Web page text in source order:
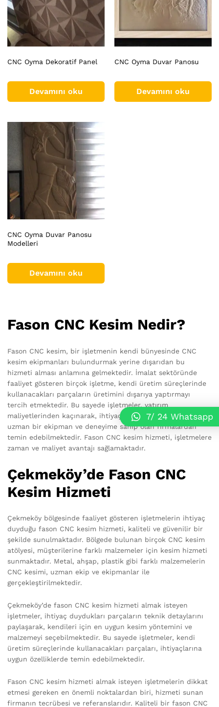
CNC Oyma Dekoratif Panel
Devamını oku
CNC Oyma Duvar Panosu
Devamını oku
CNC Oyma Duvar Panosu
Modelleri
Devamını oku
Fason CNC Kesim Nedir?
Fason CNC kesim, bir işletmenin kendi bünyesinde CNC
kesim ekipmanları bulundurmak yerine dışarıdan bu
hizmeti alması anlamına gelmektedir. İmalat sektöründe
faaliyet gösteren birçok işletme, kendi üretim süreçlerinde
kullanacakları parçaların üretimini dışarıya yaptırmayı
tercih etmektedir. Bu sayede işletmeler, yatırım
maliyetlerinden kaçınarak, ihtiyaç duydukları parçaları
uzman bir ekipman ve deneyime sahip olan firmalardan
temin edebilmektedir. Fason CNC kesim hizmeti, işletmelere
zaman ve maliyet avantajı sağlamaktadır.
Çekmeköy’de Fason CNC
Kesim Hizmeti
Çekmeköy bölgesinde faaliyet gösteren işletmelerin ihtiyaç
duyduğu fason CNC kesim hizmeti, kaliteli ve güvenilir bir
şekilde sunulmaktadır. Bölgede bulunan birçok CNC kesim
atölyesi, müşterilerine farklı malzemeler için kesim hizmeti
sunmaktadır. Metal, ahşap, plastik gibi farklı malzemelerin
CNC kesimi, uzman ekip ve ekipmanlar ile
gerçekleştirilmektedir.
Çekmeköy’de fason CNC kesim hizmeti almak isteyen
işletmeler, ihtiyaç duydukları parçaların teknik detaylarını
paylaşarak, kendileri için en uygun kesim yöntemini ve
malzemeyi seçebilmektedir. Bu sayede işletmeler, kendi
üretim süreçlerinde kullanacakları parçaları, ihtiyaçlarına
uygun özelliklerde temin edebilmektedir.
Fason CNC kesim hizmeti almak isteyen işletmelerin dikkat
etmesi gereken en önemli noktalardan biri, hizmeti sunan
firmanın tecrübesi ve referanslarıdır. Kaliteli bir fason CNC
7/ 24 Whatsapp